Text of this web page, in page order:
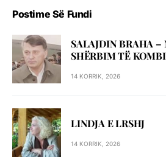
Postime Së Fundi
SALAJDIN BRAHA –
SHЁRBIM TЁ
14 KORRIK, 2026
LINDJA E LRSHJ
14 KORRIK, 2026